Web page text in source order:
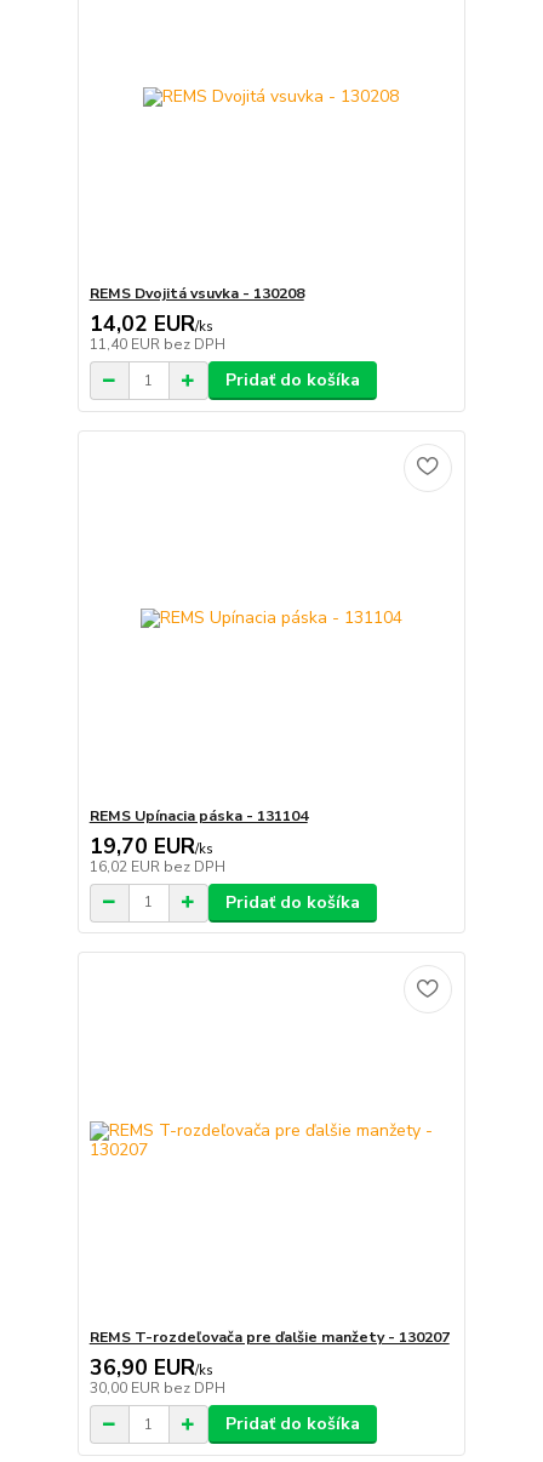
REMS Dvojitá vsuvka - 130208
14,02 EUR/ks
11,40 EUR bez DPH
Pridať do košíka
REMS Upínacia páska - 131104
19,70 EUR/ks
16,02 EUR bez DPH
Pridať do košíka
REMS T-rozdeľovača pre ďalšie manžety - 130207
36,90 EUR/ks
30,00 EUR bez DPH
Pridať do košíka